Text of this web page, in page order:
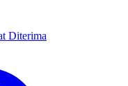
Diterima